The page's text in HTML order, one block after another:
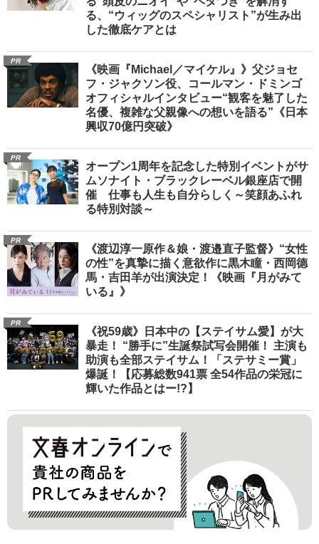
る、“ウィッグのスペシャリスト”が生み出
した徹底ケアとは
PR
《映画『Michael／マイケル』》父ジョセ
フ・ジャクソン役、コールマン・ドミンゴ
オフィシャルインタビュー“観客を魅了した
名優、複雑な父親像への想いを語る”《日本
興収70億円突破》
PR
オープン1周年を記念した特別イベントがサ
ムソナイト・ブラックレーベル銀座店で開
催 仕事も人生も自分らしく～笑顔あふれ
る特別対談～
PR
《渡辺淳一原作＆娘・渡邉直子監督》“女性
の性”を真摯に描く意欲作に黒木瞳・西岡德
馬・吉田羊が出演決定！《映画『月がみて
いる』》
PR
《祝59歳》日本中の【ステイサム愛】が大
暴走！ “勝手に”生誕祭試写会開催！ 主演も
助演も全部ステイサム！「ステサミー賞」
爆誕！【応募総数941票 全54作品の栄冠に
輝いた作品とはー!?】